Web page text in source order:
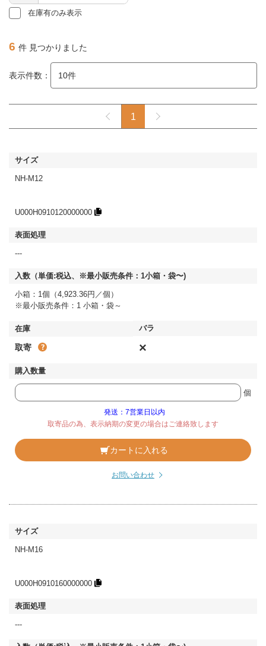
在庫有のみ表示
6 件 見つかりました
表示件数：
1
NH-M12
U000H0910120000000
---
小箱：1個（4,923.36円／個）
※最小販売条件：1 小箱・袋～
取寄 ×
個
発送：7営業日以内
取寄品の為、表示納期の変更の場合はご連絡致します
カートに入れる
お問い合わせ
NH-M16
U000H0910160000000
---